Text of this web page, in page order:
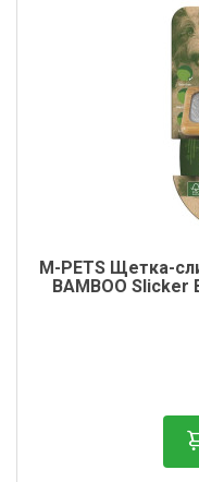
M-PETS Щетка-
BAMBOO Slicker